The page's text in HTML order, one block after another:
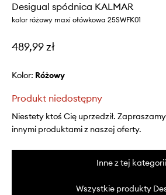
Desigual spódnica KALMAR
kolor różowy maxi ołówkowa 25SWFK01
489,99 zł
Kolor: różowy
Produkt niedostępny
Niestety ktoś Cię uprzedził.
innymi produktami z naszej oferty.
Inne z tej kategorii
Wszystkie produkty